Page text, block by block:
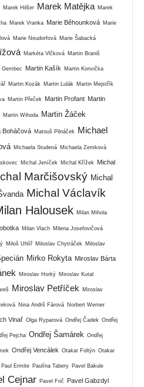
Marek Hilšer Marek Matějka Marek
Marek Vranka Marie Běhounková Marie
Marie Neudorfová Marie Šabacká
Markéta Vlčková Martin Braniš
Gembec Martin Kašík Martin Konvička
Martin Kozák Martin Lulák Martin Mejstřík
Martin Přeček Martin Profant Martin
Martin Wihoda Martin Žáček
Boháčová Matouš Pilnáček
Michael
Michaela Studená Michaela Zemková
Michal Jeníček Michal Křížek Michal
Marčišovský Michal
Michal Václavík
Halousek Milan Mihola
Milan Vlach Milena Josefovičová
Miloš Uhlíř Miloslav Chytráček Miloslav
Mirko Rokyta Miroslav Bárta
Miroslav Horký Miroslav Kutal
Miroslav Petříček Miroslav
Nina Andrš Fárová Norbert Werner
Vinař Olga Ryparová Ondřej Čadek Ondřej
Pejcha Ondřej Šamárek Ondřej
Ondřej Vencálek Otakar Foltýn Otakar
Paul Ermite Paulína Tabery Pavel Bakule
Cejnar Pavel Frič Pavel Gabzdyl